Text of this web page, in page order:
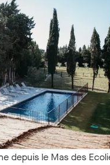
depuis le Mas des